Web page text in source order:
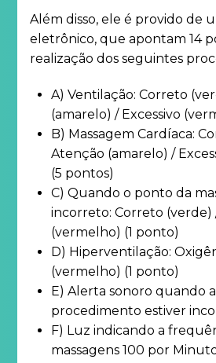
Além disso, ele é provido de
eletrônico, que apontam 14
realização dos seguintes
A) Ventilação: Correto
(amarelo) / Excessivo
B) Massagem Cardíaca:
Atenção (amarelo) /
(5 pontos)
C) Quando o ponto da
incorreto: Correto
(vermelho) (1 ponto)
D) Hiperventilação:
(vermelho) (1 ponto)
E) Alerta sonoro quando
procedimento estiver
F) Luz indicando a
massagens 100 por